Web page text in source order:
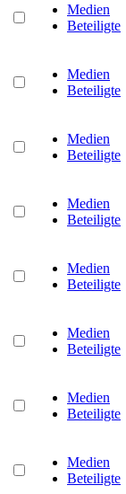
Medien
Beteiligte
Medien
Beteiligte
Medien
Beteiligte
Medien
Beteiligte
Medien
Beteiligte
Medien
Beteiligte
Medien
Beteiligte
Medien
Beteiligte